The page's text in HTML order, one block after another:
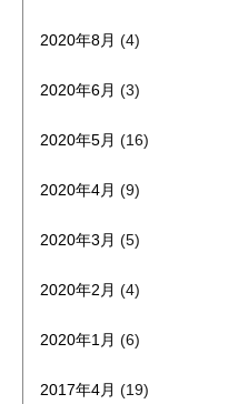
2020年8月 (4)
2020年6月 (3)
2020年5月 (16)
2020年4月 (9)
2020年3月 (5)
2020年2月 (4)
2020年1月 (6)
2017年4月 (19)